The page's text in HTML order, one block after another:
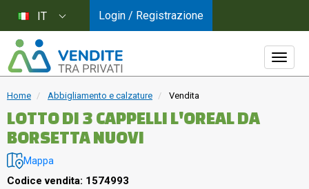
Home Abbigliamento e calzature Vendita
LOTTO DI 3 CAPPELLI L'OREAL DA
BORSETTA NUOVI
Mappa
Codice vendita: 1574993
IT Login / Registrazione